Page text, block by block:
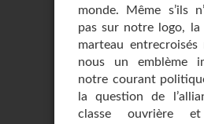
monde. Même s’ils
pas sur notre logo,
marteau
nous un emblème
notre courant
la question de
classe ouvrière